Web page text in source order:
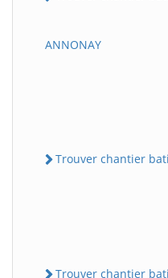
ANNONAY
Trouver chantier
Trouver chantier